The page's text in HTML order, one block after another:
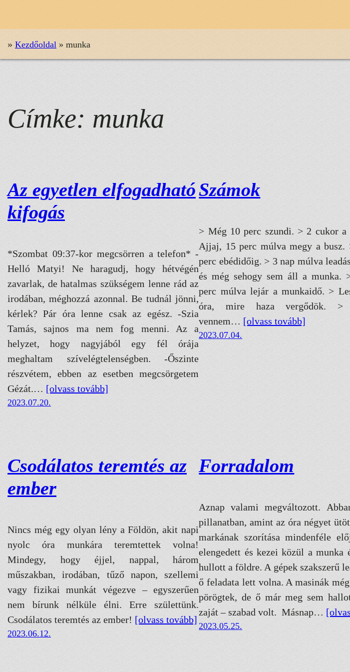
» Kezdőoldal » munka
Címke: munka
Az egyetlen elfogadható
kifogás
*Szombat 09:37-kor megcsörren a telefon* -
Helló Matyi! Ne haragudj, hogy hétvégén
zavarlak, de hatalmas szükségem lenne rád az
irodában, méghozzá azonnal. Be tudnál jönni,
kérlek? Pár óra lenne csak az egész. -Szia
Tamás, sajnos ma nem fog menni. Az a
helyzet, hogy nagyjából egy fél órája
meghaltam szívelégtelenségben. -Őszinte
részvétem, ebben az esetben megcsörgetem
Gézát.… [olvass tovább]
2023.07.20.
Számok
> Még 10 perc szundi. > 2 cukor a
Ajjaj, 15 perc múlva megy a busz.
perc ebédidőig. > 3 nap múlva
és még sehogy sem áll a munka.
perc múlva lejár a munkaidő. >
óra, mire haza vergődök. >
vennem… [olvass tovább]
2023.07.04.
Csodálatos teremtés az
ember
Nincs még egy olyan lény a Földön, akit napi
nyolc óra munkára teremtettek volna!
Mindegy, hogy éjjel, nappal, három
műszakban, irodában, tűző napon, szellemi
vagy fizikai munkát végezve – egyszerűen
nem bírunk nélküle élni. Erre születtünk.
Csodálatos teremtés az ember! [olvass tovább]
2023.06.12.
Forradalom
Aznap valami megváltozott.
pillanatban, amint az óra négyet
markának szorítása mindenféle
elengedett és kezei közül a munka
hullott a földre. A gépek szakszerű
ő feladata lett volna. A masinák
pörögtek, de ő már meg sem
zaját – szabad volt. Másnap…
2023.05.25.